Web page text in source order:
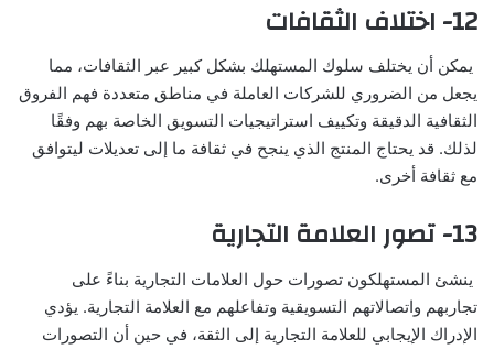
12- اختلاف الثقافات
يمكن أن يختلف سلوك المستهلك بشكل كبير عبر الثقافات، مما
يجعل من الضروري للشركات العاملة في مناطق متعددة فهم الفروق
الثقافية الدقيقة وتكييف استراتيجيات التسويق الخاصة بهم وفقًا
لذلك. قد يحتاج المنتج الذي ينجح في ثقافة ما إلى تعديلات ليتوافق
مع ثقافة أخرى.
13- تصور العلامة التجارية
ينشئ المستهلكون تصورات حول العلامات التجارية بناءً على
تجاربهم واتصالاتهم التسويقية وتفاعلهم مع العلامة التجارية. يؤدي
الإدراك الإيجابي للعلامة التجارية إلى الثقة، في حين أن التصورات